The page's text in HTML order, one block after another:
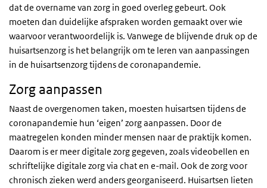
dat de overname van zorg in goed overleg gebeurt. Ook
moeten dan duidelijke afspraken worden gemaakt over wie
waarvoor verantwoordelijk is. Vanwege de blijvende druk op de
huisartsenzorg is het belangrijk om te leren van aanpassingen
in de huisartsenzorg tijdens de coronapandemie.
Zorg aanpassen
Naast de overgenomen taken, moesten huisartsen tijdens de
coronapandemie hun ‘eigen’ zorg aanpassen. Door de
maatregelen konden minder mensen naar de praktijk komen.
Daarom is er meer digitale zorg gegeven, zoals videobellen en
schriftelijke digitale zorg via chat en e-mail. Ook de zorg voor
chronisch zieken werd anders georganiseerd. Huisartsen lieten